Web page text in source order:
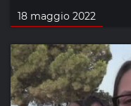
18 maggio 2022